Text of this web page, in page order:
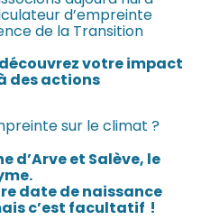
d’empreinte
de la Transition
votre impact
des actions
sur le climat ?
d’Arve et Salève, le
date de naissance
c’est facultatif !